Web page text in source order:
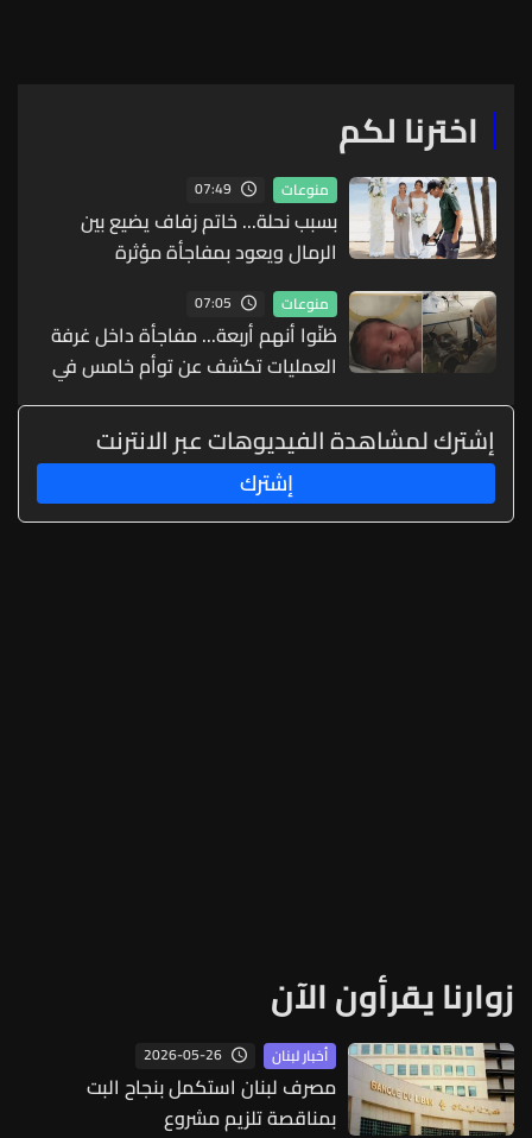
اخترنا لكم
منوعات 07:49
بسبب نحلة... خاتم زفاف يضيع بين
الرمال ويعود بمفاجأة مؤثرة
منوعات 07:05
ظنّوا أنهم أربعة... مفاجأة داخل غرفة
العمليات تكشف عن توأم خامس في
ولادة نادرة
إشترك لمشاهدة الفيديوهات عبر الانترنت
إشترك
زوارنا يقرأون الآن
أخبار لبنان 2026-05-26
مصرف لبنان استكمل بنجاح البت
بمناقصة تلزيم مشروع